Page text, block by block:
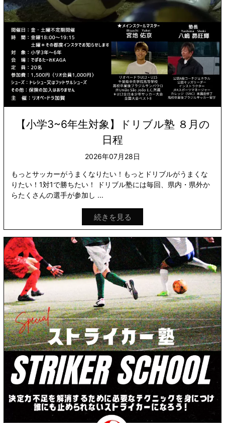
【小学3~6年生対象】ドリブル塾 ８月の
日程
2026年07月28日
もっとサッカーがうまくなりたい！もっとドリブルがうまくな
りたい！1対1で勝ちたい！ ドリブル塾には毎回、県内・県外か
らたくさんの選手が参加し ...
続きを見る